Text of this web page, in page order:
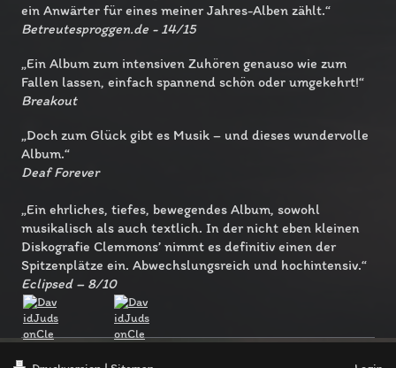
ein Anwärter für eines meiner Jahres-Alben zählt.“
Betreutesproggen.de - 14/15
„Ein Album zum intensiven Zuhören genauso wie zum
Fallen lassen, einfach spannend schön oder umgekehrt!“
Breakout
„Doch zum Glück gibt es Musik – und dieses wundervolle
Album.“
Deaf Forever
„Ein ehrliches, tiefes, bewegendes Album, sowohl
musikalisch als auch textlich. In der nicht eben kleinen
Diskografie Clemmons’ nimmt es definitiv einen der
Spitzenplätze ein. Abwechslungsreich und hochintensiv.“
Eclipsed – 8/10